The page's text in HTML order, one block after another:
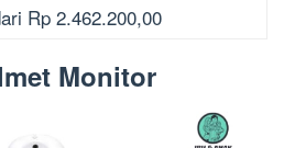
Rp 2.462.200,00
Monitor